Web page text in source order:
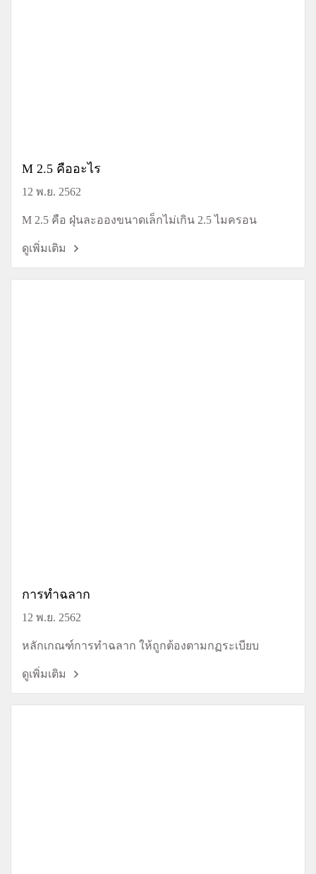
M 2.5 คืออะไร
12 พ.ย. 2562
M 2.5 คือ ฝุ่นละอองขนาดเล็กไม่เกิน 2.5 ไมครอน
ดูเพิ่มเติม
การทำฉลาก
12 พ.ย. 2562
หลักเกณฑ์การทำฉลาก ให้ถูกต้องตามกฏระเบียบ
ดูเพิ่มเติม